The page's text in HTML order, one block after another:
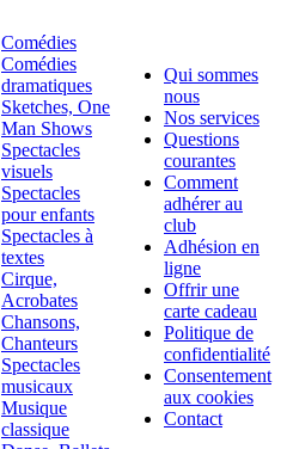
Comédies
Comédies
dramatiques
Sketches, One
Man Shows
Spectacles
visuels
Spectacles
pour enfants
Spectacles à
textes
Cirque,
Acrobates
Chansons,
Chanteurs
Spectacles
musicaux
Musique
classique
Qui sommes
nous
Nos services
Questions
courantes
Comment
adhérer au
club
Adhésion en
ligne
Offrir une
carte cadeau
Politique de
confidentialité
Consentement
aux cookies
Contact